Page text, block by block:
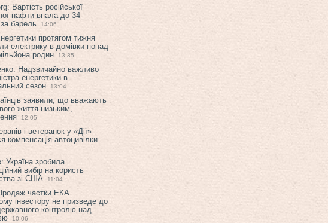
Вартість російської
нафти впала до 34
барель
14:06
протягом тижня
електрику в домівки понад
родин
13:35
Надзвичайно важливо
енергетики в
сезон
13:04
заявили, що вважають
життя низьким, -
12:05
і ветеранок у «Дії»
компенсація автоцивілки
Україна зробила
вибір на користь
зі США
11:04
частки ЕКА
інвестору не призведе до
контролю над
10:06